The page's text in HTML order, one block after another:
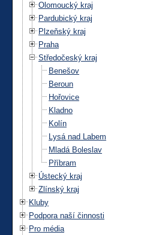
Olomoucký kraj
Pardubický kraj
Plzeňský kraj
Praha
Středočeský kraj
Benešov
Beroun
Hořovice
Kladno
Kolín
Lysá nad Labem
Mladá Boleslav
Příbram
Ústecký kraj
Zlínský kraj
Kluby
Podpora naší činnosti
Pro média